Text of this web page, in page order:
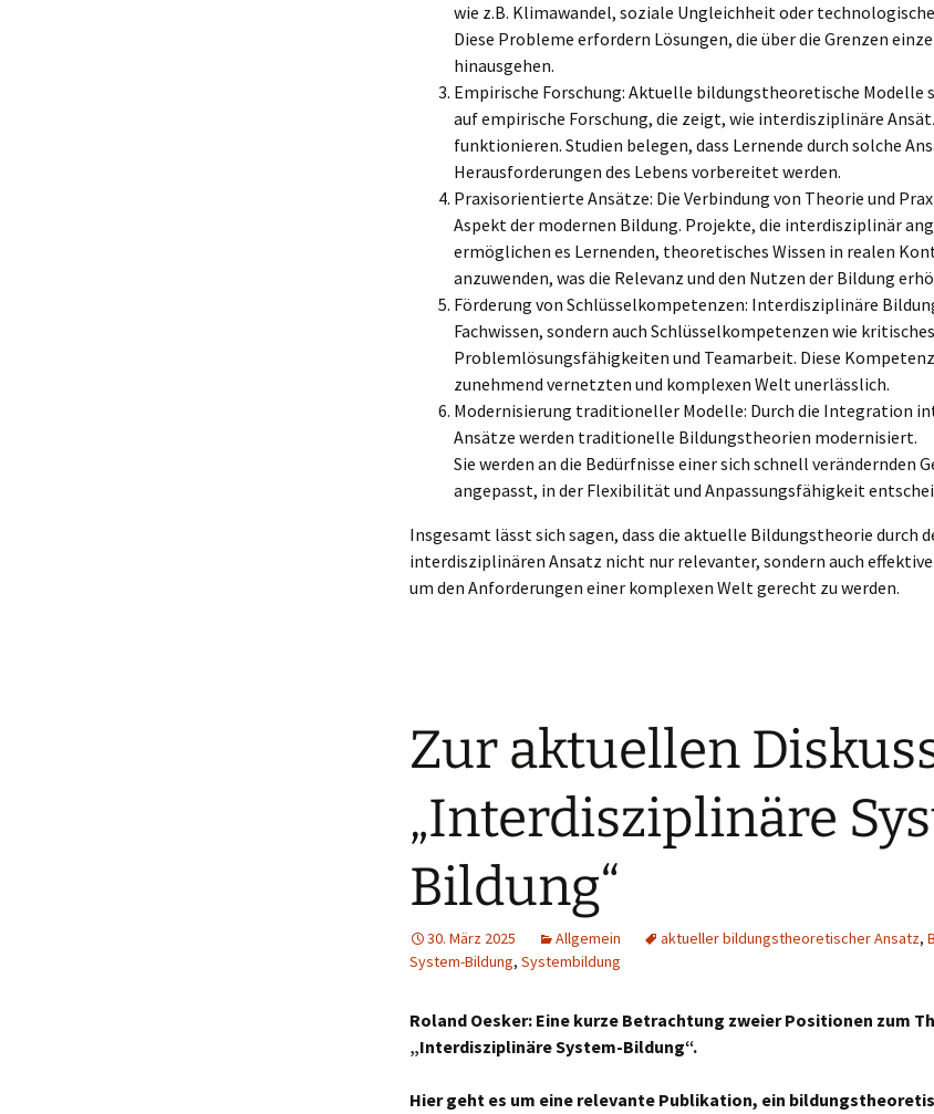
wie z.B. Klimawandel, soziale Ungleichheit oder
Diese Probleme erfordern Lösungen, die über die Grenzen
hinausgehen.
Empirische Forschung: Aktuelle bildungstheoretische Modelle
auf empirische Forschung, die zeigt, wie interdisziplinäre
funktionieren. Studien belegen, dass Lernende durch solche
Herausforderungen des Lebens vorbereitet werden.
Praxisorientierte Ansätze: Die Verbindung von Theorie und
Aspekt der modernen Bildung. Projekte, die interdisziplinär
ermöglichen es Lernenden, theoretisches Wissen in realen
anzuwenden, was die Relevanz und den Nutzen der Bildung
Förderung von Schlüsselkompetenzen: Interdisziplinäre
Fachwissen, sondern auch Schlüsselkompetenzen wie
Problemlösungsfähigkeiten und Teamarbeit. Diese
zunehmend vernetzten und komplexen Welt unerlässlich.
Modernisierung traditioneller Modelle: Durch die Integration
Ansätze werden traditionelle Bildungstheorien modernisiert.
Sie werden an die Bedürfnisse einer sich schnell verändernden
angepasst, in der Flexibilität und Anpassungsfähigkeit
Insgesamt lässt sich sagen, dass die aktuelle Bildungstheorie durch
interdisziplinären Ansatz nicht nur relevanter, sondern auch
um den Anforderungen einer komplexen Welt gerecht zu werden.
Zur aktuellen
„Interdisziplinäre
Bildung“
30. März 2025 Allgemein aktueller bildungstheoretischer Ansatz,
System-Bildung, Systembildung
Roland Oesker: Eine kurze Betrachtung zweier Positionen zum
„Interdisziplinäre System-Bildung“.
Hier geht es um eine relevante Publikation, ein